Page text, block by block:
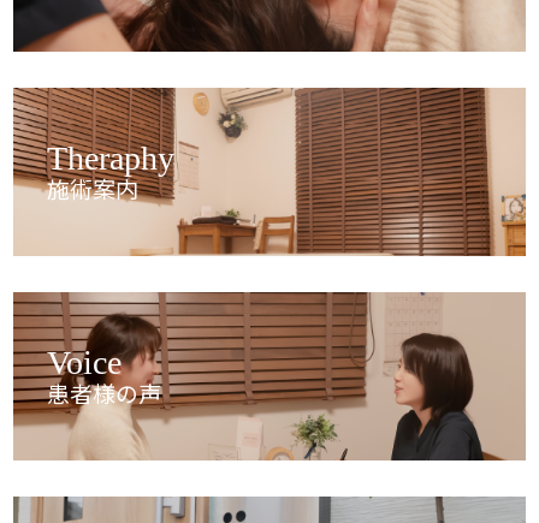
Theraphy
施術案内
Voice
患者様の声